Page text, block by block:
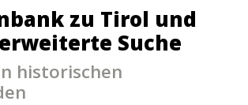
zu Tirol und
Suche
historischen